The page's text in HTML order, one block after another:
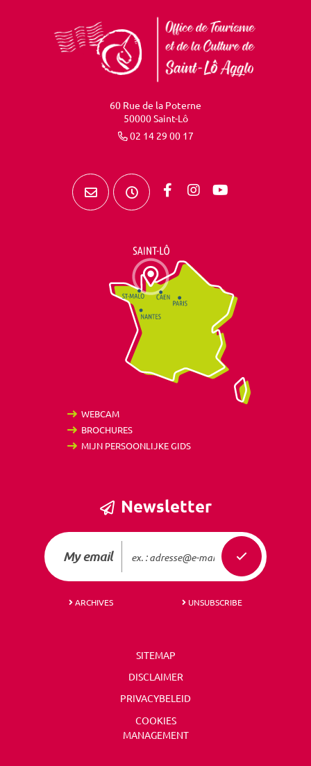
60 Rue de la Poterne
50000 Saint-Lô
02 14 29 00 17
WEBCAM
BROCHURES
MIJN PERSOONLIJKE GIDS
Newsletter
My email
ARCHIVES UNSUBSCRIBE
SITEMAP
DISCLAIMER
PRIVACYBELEID
COOKIES
MANAGEMENT